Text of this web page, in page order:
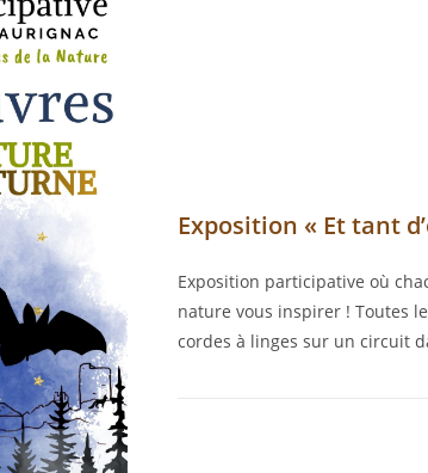
Exposition « Et tant
Exposition participative où
nature vous inspirer ! Toutes
cordes à linges sur un circuit